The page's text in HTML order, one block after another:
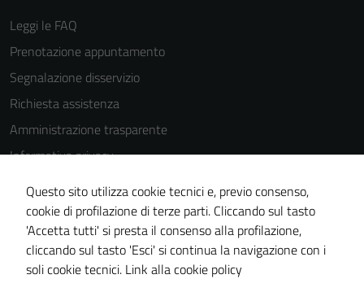
Leggi le FAQ
Prenotazione appuntamento
Segnalazione disservizio
Richiesta assistenza
Amministrazione trasparente
Informativa privacy
Cookie Policy
Note legali
Dichiarazione di accessibilità
Piano di miglioramento del sito
Questo sito utilizza cookie tecnici e, previo consenso,
cookie di profilazione di terze parti. Cliccando sul tasto
'Accetta tutti' si presta il consenso alla profilazione,
cliccando sul tasto 'Esci' si continua la navigazione con i
soli cookie tecnici. Link alla cookie policy
Tecnici
Questi cookie
sono necessari
per il